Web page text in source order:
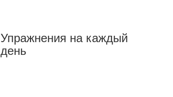
Упражнения на каждый
день